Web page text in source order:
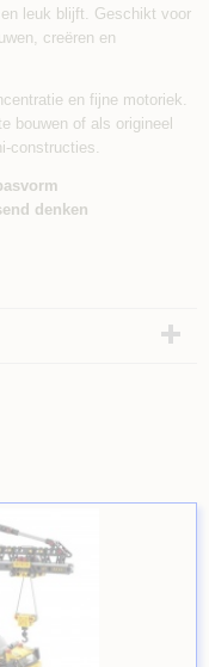
leuk blijft. Geschikt voor
creëren en
en fijne motoriek.
bouwen of als origineel
constructies.
denken